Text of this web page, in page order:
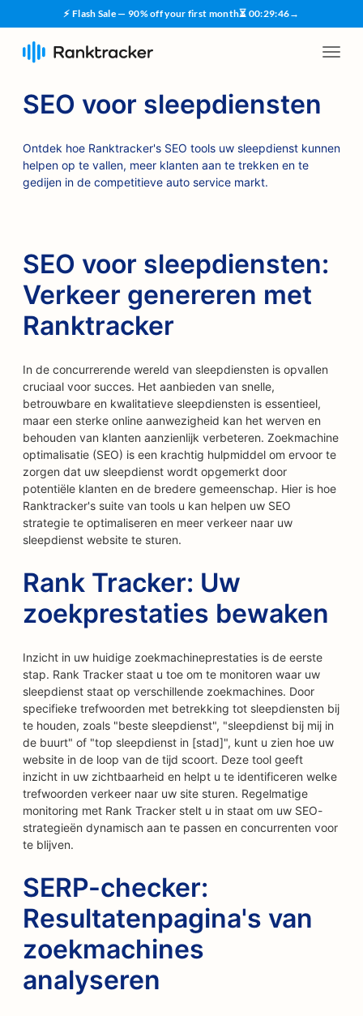
⚡ Flash Sale — 90% off your first month⏳ 00:29:45→
SEO voor sleepdiensten
Ontdek hoe Ranktracker's SEO tools uw sleepdienst kunnen
helpen op te vallen, meer klanten aan te trekken en te
gedijen in de competitieve auto service markt.
SEO voor sleepdiensten:
Verkeer genereren met
Ranktracker
In de concurrerende wereld van sleepdiensten is opvallen
cruciaal voor succes. Het aanbieden van snelle,
betrouwbare en kwalitatieve sleepdiensten is essentieel,
maar een sterke online aanwezigheid kan het werven en
behouden van klanten aanzienlijk verbeteren. Zoekmachine
optimalisatie (SEO) is een krachtig hulpmiddel om ervoor te
zorgen dat uw sleepdienst wordt opgemerkt door
potentiële klanten en de bredere gemeenschap. Hier is hoe
Ranktracker's suite van tools u kan helpen uw SEO
strategie te optimaliseren en meer verkeer naar uw
sleepdienst website te sturen.
Rank Tracker: Uw
zoekprestaties bewaken
Inzicht in uw huidige zoekmachineprestaties is de eerste
stap. Rank Tracker staat u toe om te monitoren waar uw
sleepdienst staat op verschillende zoekmachines. Door
specifieke trefwoorden met betrekking tot sleepdiensten bij
te houden, zoals "beste sleepdienst", "sleepdienst bij mij in
de buurt" of "top sleepdienst in [stad]", kunt u zien hoe uw
website in de loop van de tijd scoort. Deze tool geeft
inzicht in uw zichtbaarheid en helpt u te identificeren welke
trefwoorden verkeer naar uw site sturen. Regelmatige
monitoring met Rank Tracker stelt u in staat om uw SEO-
strategieën dynamisch aan te passen en concurrenten voor
te blijven.
SERP-checker:
Resultatenpagina's van
zoekmachines
analyseren